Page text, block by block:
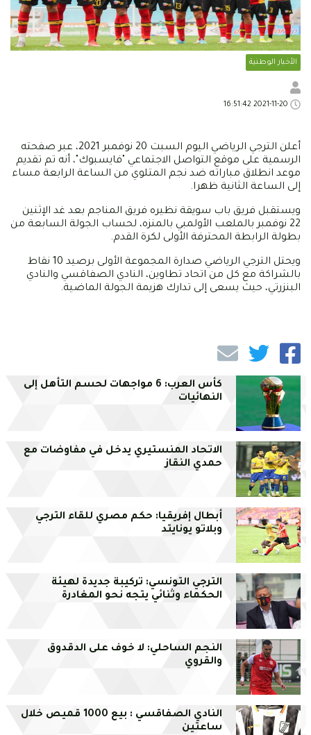
الأخبار الوطنية
أعلن الترجي الرياضي اليوم السبت 20 نوفمبر 2021، عبر صفحته
الرسمية على موقع التواصل الاجتماعي "فايسبوك"، أنه تم تقديم
موعد انطلاق مباراته ضد نجم المتلوي من الساعة الرابعة مساء
إلى الساعة الثانية ظهرا.
ويستقبل فريق باب سويقة نظيره فريق المناجم بعد غد الإثنين
22 نوفمبر بالملعب الأولمبي بالمنزه، لحساب الجولة السابعة من
بطولة الرابطة المحترفة الأولى لكرة القدم.
ويحتل الترجي الرياضي صدارة المجموعة الأولى برصيد 10 نقاط
بالشراكة مع كل من اتحاد تطاوين، النادي الصفاقسي والنادي
البنزرتي، حيث يسعى إلى تدارك هزيمة الجولة الماضية.
كأس العرب: 6 مواجهات لحسم التأهل إلى
النهائيات
الاتحاد المنستيري يدخل في مفاوضات مع
حمدي النقاز
أبطال إفريقيا: حكم مصري للقاء الترجي
وبلاتو يونايتد
الترجي التونسي: تركيبة جديدة لهيئة
الحكماء وثنائي يتجه نحو المغادرة
النجم الساحلي: لا خوف على الدقدوق
والقروي
النادي الصفاقسي : بيع 1000 قميص خلال
ساعتين